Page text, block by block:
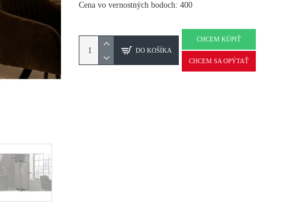
Cena vo vernostných bodoch: 400
DO KOŠÍKA
CHCEM KÚPIŤ
CHCEM SA OPÝTAŤ